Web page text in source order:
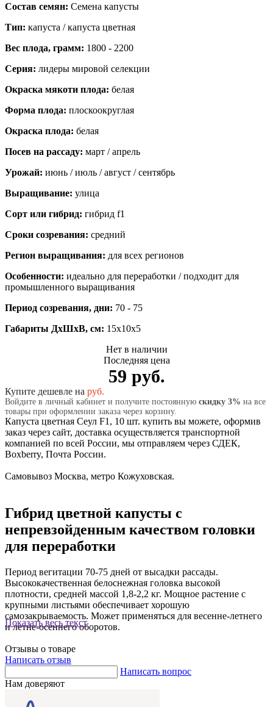
Состав семян: Семена капусты
Тип: капуста / капуста цветная
Вес плода, грамм: 1800 - 2200
Серия: лидеры мировой селекции
Окраска мякоти плода: белая
Форма плода: плоскоокруглая
Окраска плода: белая
Посев на рассаду: март / апрель
Урожай: июнь / июль / август / сентябрь
Выращивание: улица
Сорт или гибрид: гибрид f1
Сроки созревания: средний
Регион выращивания: для всех регионов
Особенности: идеально для переработки / подходит для
промышленного выращивания
Период созревания, дни: 70 - 75
Габариты ДхШхВ, см: 15x10x5
Нет в наличии
Последняя цена
59 руб.
Купите дешевле на руб.
Войдите в личный кабинет и получите постоянную скидку 3% на все
товары при оформлении заказа через корзину.
Капуста цветная Сеул F1, 10 шт. купить вы можете, оформив
заказ через сайт, доставка осуществляется транспортной
компанией по всей России, мы отправляем через СДЕК,
Boxberry, Почта России.
Показать весь текст
Самовывоз Москва, метро Кожуховская.
Гибрид цветной капусты с
непревзойденным качеством головки
для переработки
Период вегитации 70-75 дней от высадки рассады.
Высококачественная белоснежная головка высокой
плотности, средней массой 1,8-2,2 кг. Мощное растение с
крупными листьями обеспечивает хорошую
самозакрываемость. Может применяться для весенне-летнего
и летне-осеннего оборотов.
Отзывы о товаре
Написать отзыв
Написать вопрос
Нам доверяют